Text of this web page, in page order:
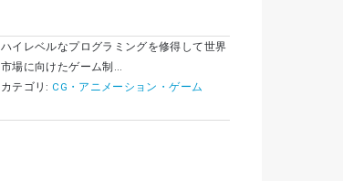
ハイレベルなプログラミングを修得して世界
市場に向けたゲーム制...
カテゴリ: CG・アニメーション・ゲーム